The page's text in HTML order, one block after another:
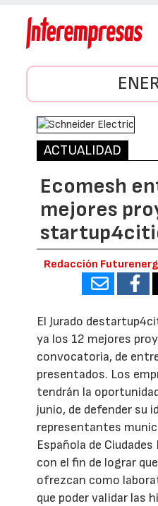
ACTUALIDAD
Ecomesh
mejores
Redacción
El Jurado
ya los 12 mejores
convocatoria, de
presentados. Los
tendrán la
junio, de defender su
representantes
Española de
con el fin de lograr
ofrezcan como
que poder validar las